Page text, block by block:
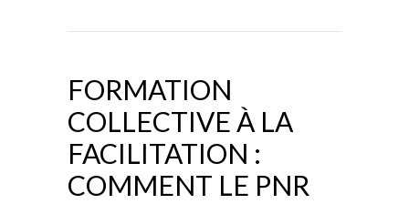
FORMATION
COLLECTIVE À LA
FACILITATION :
COMMENT LE PNR